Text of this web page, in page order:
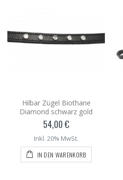
Hilbar Zügel Biothane
Diamond schwarz gold
54,00 €
Inkl. 20% MwSt.
IN DEN WARENKORB